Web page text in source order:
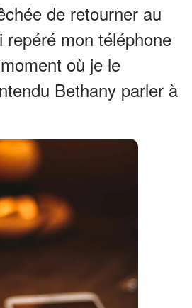
de retourner au
mon téléphone
où je le
Bethany parler à